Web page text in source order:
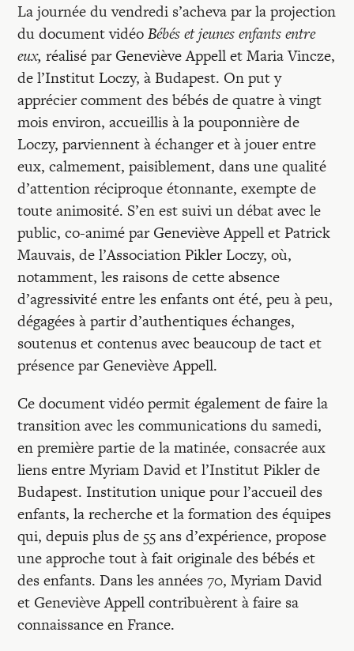
La journée du vendredi s’acheva par la projection
du document vidéoBébés et jeunes enfants entre
eux, réalisé par Geneviève Appell et Maria Vincze,
de l’Institut Loczy, à Budapest. On put y
apprécier comment des bébés de quatre à vingt
mois environ, accueillis à la pouponnière de
Loczy, parviennent à échanger et à jouer entre
eux, calmement, paisiblement, dans une qualité
d’attention réciproque étonnante, exempte de
toute animosité. S’en est suivi un débat avec le
public, co-animé par Geneviève Appell et Patrick
Mauvais, de l’Association Pikler Loczy, où,
notamment, les raisons de cette absence
d’agressivité entre les enfants ont été, peu à peu,
dégagées à partir d’authentiques échanges,
soutenus et contenus avec beaucoup de tact et
présence par Geneviève Appell.
Ce document vidéo permit également de faire la
transition avec les communications du samedi,
en première partie de la matinée, consacrée aux
liens entre Myriam David et l’Institut Pikler de
Budapest. Institution unique pour l’accueil des
enfants, la recherche et la formation des équipes
qui, depuis plus de 55 ans d’expérience, propose
une approche tout à fait originale des bébés et
des enfants. Dans les années 70, Myriam David
et Geneviève Appell contribuèrent à faire sa
connaissance en France.